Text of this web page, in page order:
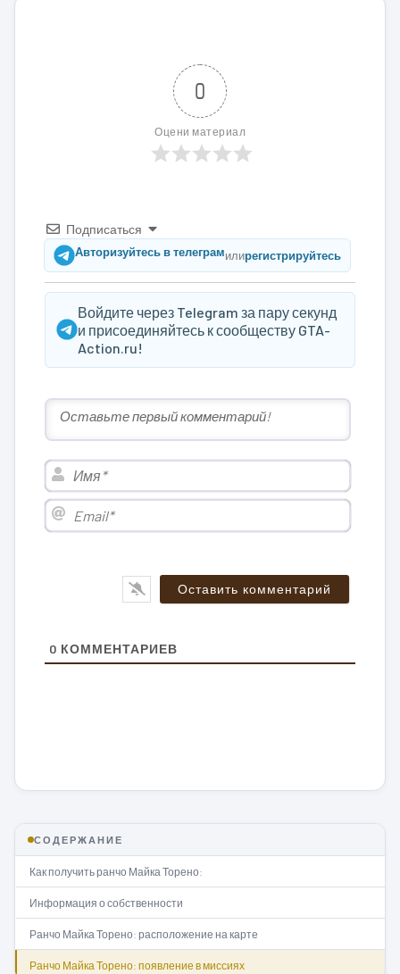
0
Оцени материал
Подписаться
Авторизуйтесь в телеграмилирегистрируйтесь
Войдите через Telegram за пару секунд
и присоединяйтесь к сообществу GTA-
Action.ru!
Имя*
Email*
0 КОММЕНТАРИЕВ
СОДЕРЖАНИЕ
Как получить ранчо Майка Торено:
Информация о собственности
Ранчо Майка Торено: расположение на карте
Ранчо Майка Торено: появление в миссиях